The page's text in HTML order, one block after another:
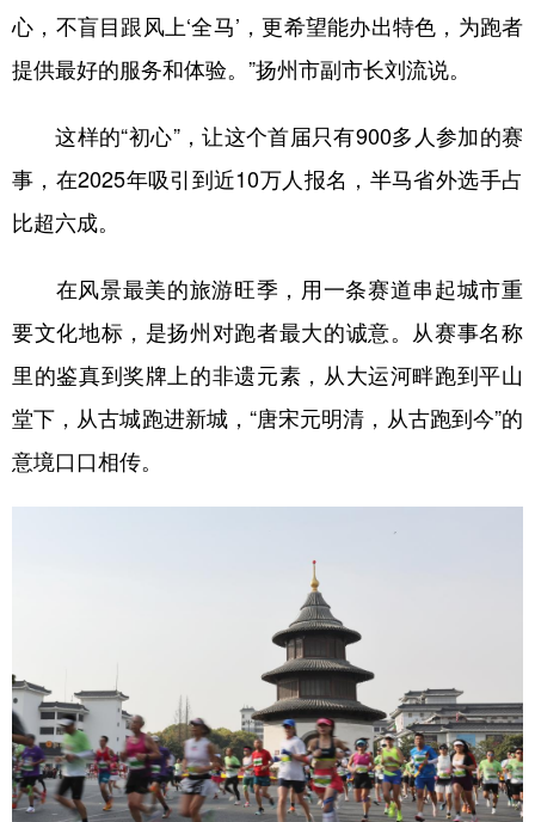
心，不盲目跟风上‘全马’，更希望能办出特色，为跑者
提供最好的服务和体验。”扬州市副市长刘流说。
这样的“初心”，让这个首届只有900多人参加的赛
事，在2025年吸引到近10万人报名，半马省外选手占
比超六成。
在风景最美的旅游旺季，用一条赛道串起城市重
要文化地标，是扬州对跑者最大的诚意。从赛事名称
里的鉴真到奖牌上的非遗元素，从大运河畔跑到平山
堂下，从古城跑进新城，“唐宋元明清，从古跑到今”的
意境口口相传。